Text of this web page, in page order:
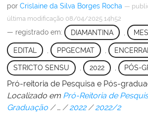
por Crislaine da Silva Borges Rocha —
última modificação 08/04/2025 14h52
— registrado em: DIAMANTINA
EDITAL PPGECMAT
STRICTO SENSU , 2022 , PÓS-
Pró-reitoria de Pesquisa e Pós-
Localizado em Pró-Reitoria de
Graduação /… /2022 /2022/2